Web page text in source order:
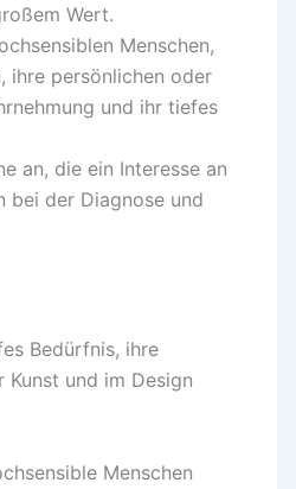
Wert.
Menschen,
ihre persönlichen oder
und ihr tiefes
an, die ein Interesse an
bei der Diagnose und
Bedürfnis, ihre
Kunst und im Design
Menschen